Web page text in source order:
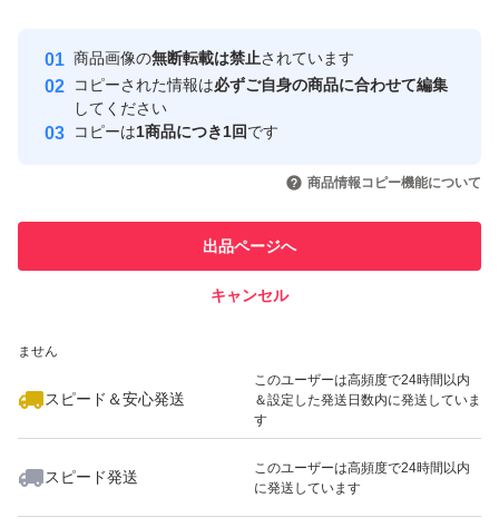
安心取引出品者
心・安全なユーザーです
取引実績
引を完了させた実績があります
での取引実績があります
ません
スピード＆安心発送
このユーザーは高頻度で24時間以内
＆設定した発送日数内に発送していま
す
スピード発送
このユーザーは高頻度で24時間以内
に発送しています
商品画像の無断転載は禁止されています
コピーされた情報は必ずご自身の商品に合わせて編集
してください
コピーは1商品につき1回です
商品情報コピー機能について
出品ページへ
キャンセル
いいね！
1,500